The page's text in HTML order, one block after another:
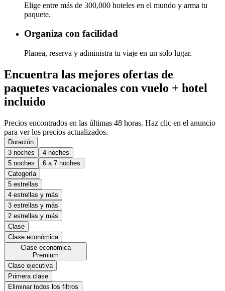
Elige entre más de 300,000 hoteles en el mundo y arma tu
paquete.
Organiza con facilidad
Planea, reserva y administra tu viaje en un solo lugar.
Encuentra las mejores ofertas de
paquetes vacacionales con vuelo + hotel
incluido
Precios encontrados en las últimas 48 horas. Haz clic en el anuncio
para ver los precios actualizados.
Duración
3 noches
4 noches
5 noches
6 a 7 noches
Categoría
5 estrellas
4 estrellas y más
3 estrellas y más
2 estrellas y más
Clase
Clase económica
Clase económica
Premium
Clase ejecutiva
Primera clase
Eliminar todos los filtros